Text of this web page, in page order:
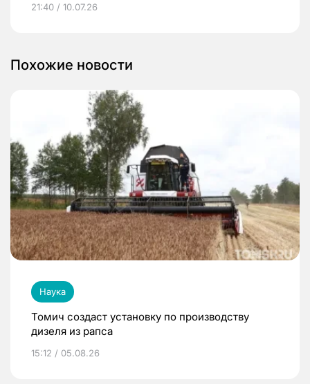
21:40 / 10.07.26
Похожие новости
Наука
Томич создаст установку по производству
дизеля из рапса
15:12 / 05.08.26